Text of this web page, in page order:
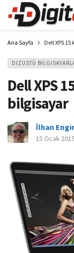
Ana Sayfa Dell XPS
DIZÜSTÜ
Dell XPS
bilgisayar
İlhan
15 Ocak 2015